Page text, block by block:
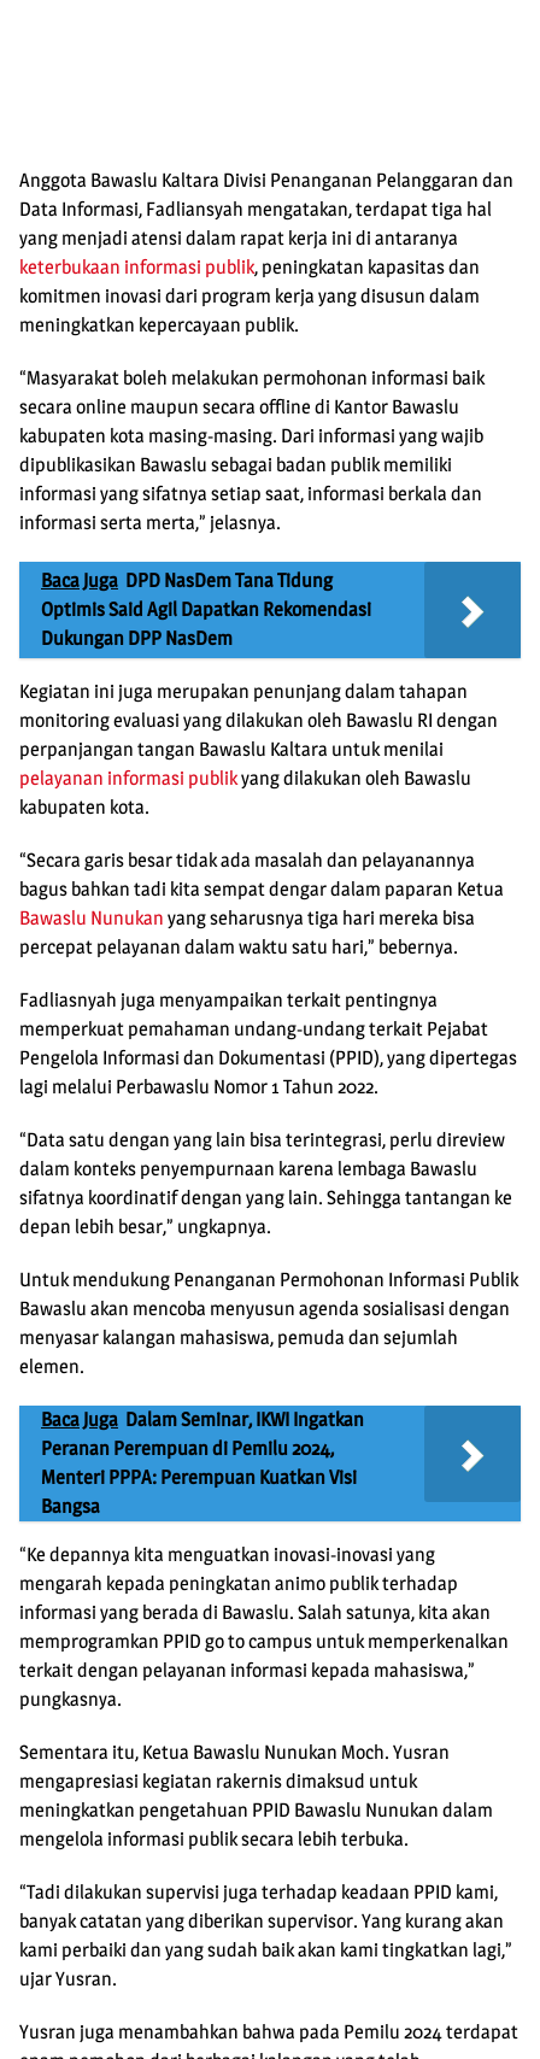
Anggota Bawaslu Kaltara Divisi Penanganan Pelanggaran dan
Data Informasi, Fadliansyah mengatakan, terdapat tiga hal
yang menjadi atensi dalam rapat kerja ini di antaranya
keterbukaan informasi publik, peningkatan kapasitas dan
komitmen inovasi dari program kerja yang disusun dalam
meningkatkan kepercayaan publik.
“Masyarakat boleh melakukan permohonan informasi baik
secara online maupun secara offline di Kantor Bawaslu
kabupaten kota masing-masing. Dari informasi yang wajib
dipublikasikan Bawaslu sebagai badan publik memiliki
informasi yang sifatnya setiap saat, informasi berkala dan
informasi serta merta,” jelasnya.
Baca Juga DPD NasDem Tana Tidung
Optimis Said Agil Dapatkan Rekomendasi
Dukungan DPP NasDem
Kegiatan ini juga merupakan penunjang dalam tahapan
monitoring evaluasi yang dilakukan oleh Bawaslu RI dengan
perpanjangan tangan Bawaslu Kaltara untuk menilai
pelayanan informasi publikyang dilakukan oleh Bawaslu
kabupaten kota.
“Secara garis besar tidak ada masalah dan pelayanannya
bagus bahkan tadi kita sempat dengar dalam paparan Ketua
Bawaslu Nunukan yang seharusnya tiga hari mereka bisa
percepat pelayanan dalam waktu satu hari,” bebernya.
Fadliasnyah juga menyampaikan terkait pentingnya
memperkuat pemahaman undang-undang terkait Pejabat
Pengelola Informasi dan Dokumentasi (PPID), yang dipertegas
lagi melalui Perbawaslu Nomor 1 Tahun 2022.
“Data satu dengan yang lain bisa terintegrasi, perlu direview
dalam konteks penyempurnaan karena lembaga Bawaslu
sifatnya koordinatif dengan yang lain. Sehingga tantangan ke
depan lebih besar,” ungkapnya.
Untuk mendukung Penanganan Permohonan Informasi Publik
Bawaslu akan mencoba menyusun agenda sosialisasi dengan
menyasar kalangan mahasiswa, pemuda dan sejumlah
elemen.
Baca Juga Dalam Seminar, IKWI Ingatkan
Peranan Perempuan di Pemilu 2024,
Menteri PPPA: Perempuan Kuatkan Visi
Bangsa
“Ke depannya kita menguatkan inovasi-inovasi yang
mengarah kepada peningkatan animo publik terhadap
informasi yang berada di Bawaslu. Salah satunya, kita akan
memprogramkan PPID go to campus untuk memperkenalkan
terkait dengan pelayanan informasi kepada mahasiswa,”
pungkasnya.
Sementara itu, Ketua Bawaslu Nunukan Moch. Yusran
mengapresiasi kegiatan rakernis dimaksud untuk
meningkatkan pengetahuan PPID Bawaslu Nunukan dalam
mengelola informasi publik secara lebih terbuka.
“Tadi dilakukan supervisi juga terhadap keadaan PPID kami,
banyak catatan yang diberikan supervisor. Yang kurang akan
kami perbaiki dan yang sudah baik akan kami tingkatkan lagi,”
ujar Yusran.
Yusran juga menambahkan bahwa pada Pemilu 2024 terdapat